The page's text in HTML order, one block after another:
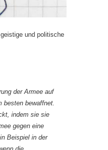
und politische
der Armee auf
besten bewaffnet.
indem sie sie
gegen eine
Beispiel in der